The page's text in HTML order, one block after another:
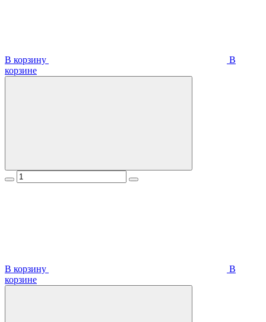
В корзину
В
корзинe
В корзину
В
корзинe